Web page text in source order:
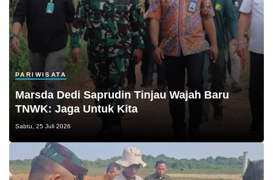
PARIWISATA
Marsda Dedi Saprudin Tinjau Wajah Baru
TNWK: Jaga Untuk Kita
Sabtu, 25 Juli 2026